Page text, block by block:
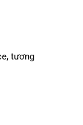
tương